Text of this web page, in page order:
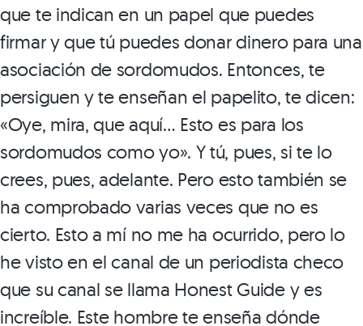
que te indican en un papel que puedes
firmar y que tú puedes donar dinero para una
asociación de sordomudos. Entonces, te
persiguen y te enseñan el papelito, te dicen:
«Oye, mira, que aquí… Esto es para los
sordomudos como yo». Y tú, pues, si te lo
crees, pues, adelante. Pero esto también se
ha comprobado varias veces que no es
cierto. Esto a mí no me ha ocurrido, pero lo
he visto en el canal de un periodista checo
que su canal se llama Honest Guide y es
increíble. Este hombre te enseña dónde